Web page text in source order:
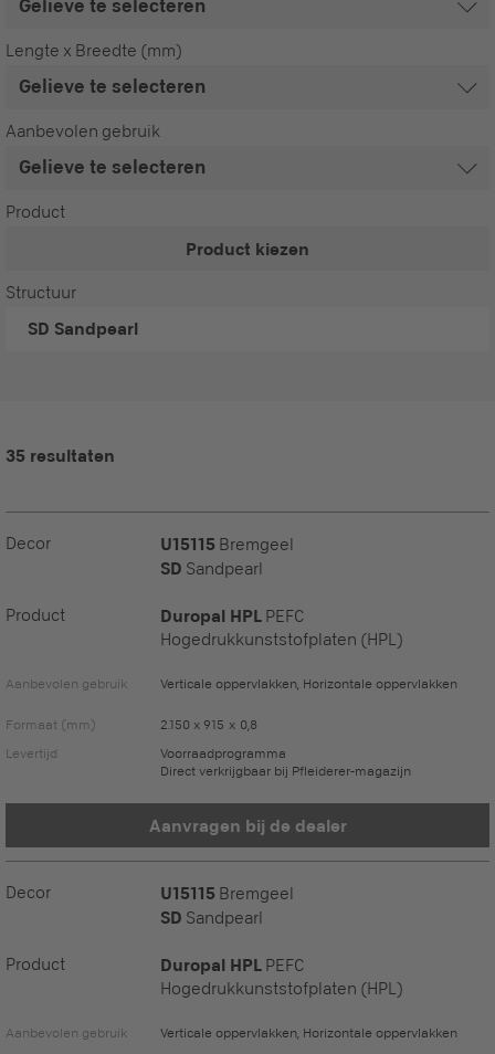
Lengte x Breedte (mm)
Aanbevolen gebruik
Product
Product kiezen
Structuur
SD Sandpearl
35 resultaten
Decor U15115 Bremgeel
SD Sandpearl
Product Duropal HPL PEFC
Hogedrukkunststofplaten (HPL)
Aanbevolen gebruik Verticale oppervlakken, Horizontale oppervlakken
Formaat (mm)
2.150 x 915 x 0,8
Levertijd
Voorraadprogramma
Direct verkrijgbaar bij Pfleiderer-magazijn
Aanvragen bij de dealer
Decor U15115 Bremgeel
SD Sandpearl
Product Duropal HPL PEFC
Hogedrukkunststofplaten (HPL)
Aanbevolen gebruik Verticale oppervlakken, Horizontale oppervlakken